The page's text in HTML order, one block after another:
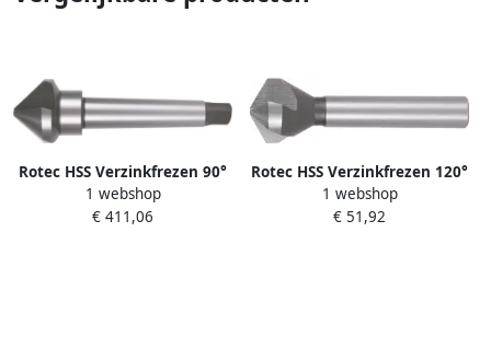
Rotec HSS Verzinkfrezen 90°
3 snijk. DIN 335 D 80 0
4018000
1 webshop
€ 411,06
Rotec HSS Verzinkfrezen 120°
3 snijk. DIN 335 C 25 0
4092500
1 webshop
€ 51,92